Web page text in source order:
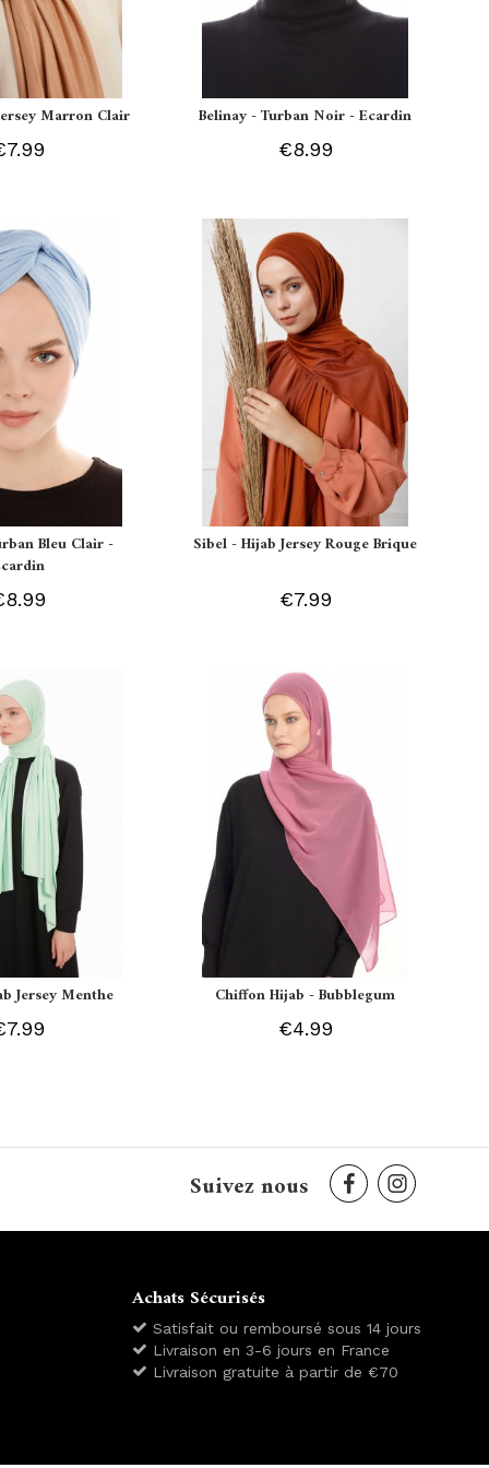
Marron Clair Belinay - Turban Noir - Ecardin
€8.99
Bleu Clair -
Sibel - Hijab Jersey Rouge Brique
€7.99
Jersey Menthe Chiffon Hijab - Bubblegum
€4.99
Suivez nous
Achats Sécurisés
Satisfait ou remboursé sous 14 jours
Livraison en 3-6 jours en France
Livraison gratuite à partir de €70